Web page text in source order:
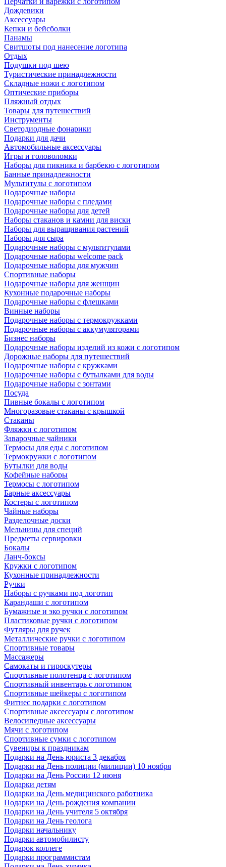
Дождевики
Аксессуары
Кепки и бейсболки
Панамы
Свитшоты под нанесение логотипа
Отдых
Подушки под шею
Туристические принадлежности
Складные ножи с логотипом
Оптические приборы
Пляжный отдых
Товары для путешествий
Инструменты
Светодиодные фонарики
Подарки для дачи
Автомобильные аксессуары
Игры и головоломки
Наборы для пикника и барбекю с логотипом
Банные принадлежности
Мультитулы с логотипом
Подарочные наборы
Подарочные наборы с пледами
Подарочные наборы для детей
Наборы стаканов и камни для виски
Наборы для выращивания растений
Наборы для сыра
Подарочные наборы с мультитулами
Подарочные наборы welcome pack
Подарочные наборы для мужчин
Спортивные наборы
Подарочные наборы для женщин
Кухонные подарочные наборы
Подарочные наборы с флешками
Винные наборы
Подарочные наборы с термокружками
Подарочные наборы с аккумуляторами
Бизнес наборы
Подарочные наборы изделий из кожи с логотипом
Дорожные наборы для путешествий
Подарочные наборы с кружками
Подарочные наборы с бутылками для воды
Подарочные наборы с зонтами
Посуда
Пивные бокалы с логотипом
Многоразовые стаканы с крышкой
Стаканы
Фляжки с логотипом
Заварочные чайники
Термосы для еды с логотипом
Термокружки с логотипом
Бутылки для воды
Кофейные наборы
Термосы с логотипом
Барные аксессуары
Костеры с логотипом
Чайные наборы
Разделочные доски
Мельницы для специй
Предметы сервировки
Бокалы
Ланч-боксы
Кружки с логотипом
Кухонные принадлежности
Ручки
Наборы с ручками под логотип
Карандаши с логотипом
Бумажные и эко ручки с логотипом
Пластиковые ручки с логотипом
Футляры для ручек
Металлические ручки с логотипом
Спортивные товары
Массажеры
Самокаты и гироскутеры
Спортивные полотенца с логотипом
Спортивный инвентарь с логотипом
Спортивные шейкеры с логотипом
Фитнес подарки с логотипом
Спортивные аксессуары с логотипом
Велосипедные аксессуары
Мячи с логотипом
Спортивные сумки с логотипом
Сувениры к праздникам
Подарки на День юриста 3 декабря
Подарки на День полиции (милиции) 10 ноября
Подарки на День России 12 июня
Подарки детям
Подарки на День медицинского работника
Подарки на День рождения компании
Подарки на День учителя 5 октября
Подарки на День геолога
Подарки начальнику
Подарки автомобилисту
Подарок коллеге
Подарки программистам